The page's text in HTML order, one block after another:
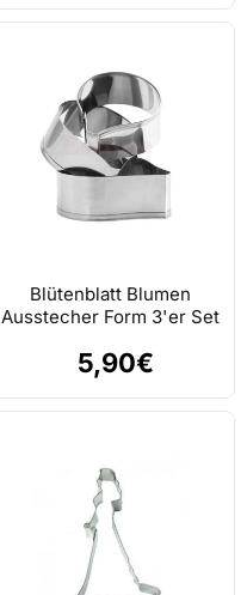
Blütenblatt Blumen
Ausstecher Form 3'er Set
5,90€